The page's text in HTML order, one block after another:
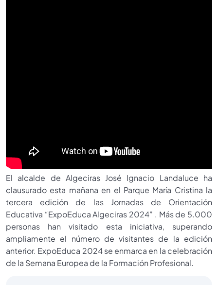
El alcalde de Algeciras José Ignacio Landaluce ha
clausurado esta mañana en el Parque María Cristina la
tercera edición de las Jornadas de Orientación
Educativa “ExpoEduca Algeciras 2024” . Más de 5.000
personas han visitado esta iniciativa, superando
ampliamente el número de visitantes de la edición
anterior. ExpoEduca 2024 se enmarca en la celebración
de la Semana Europea de la Formación Profesional.